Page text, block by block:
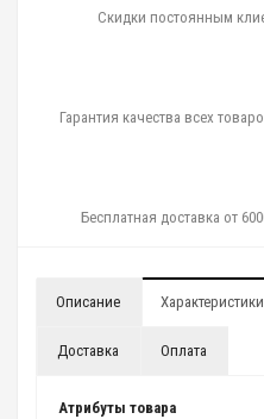
Скидки постоянным
Гарантия качества всех
Бесплатная доставка от
Описание Характеристики
Доставка Оплата
Атрибуты товара